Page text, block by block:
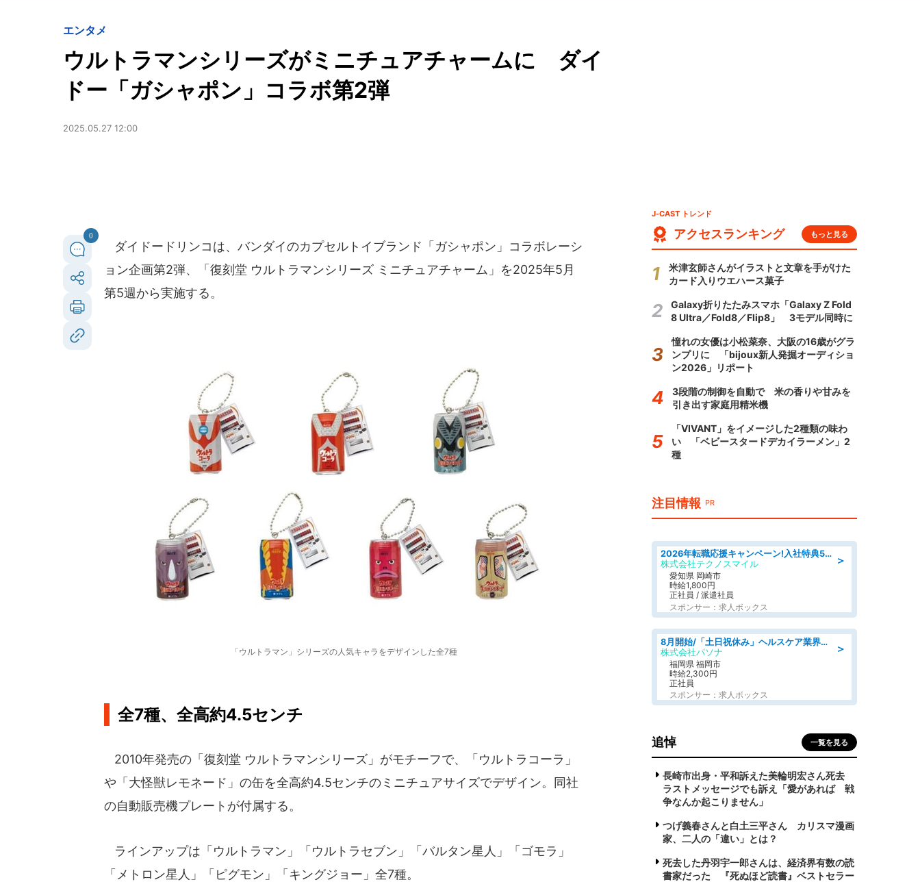
エンタメ
ウルトラマンシリーズがミニチュアチャームに ダイ
ドー「ガシャポン」コラボ第2弾
2025.05.27 12:00
0
ダイドードリンコは、バンダイのカプセルトイブランド「ガシャポン」コラボレーシ
ョン企画第2弾、「復刻堂 ウルトラマンシリーズ ミニチュアチャーム」を2025年5月
第5週から実施する。
「ウルトラマン」シリーズの人気キャラをデザインした全7種
全7種、全高約4.5センチ
2010年発売の「復刻堂 ウルトラマンシリーズ」がモチーフで、「ウルトラコーラ」
や「大怪獣レモネード」の缶を全高約4.5センチのミニチュアサイズでデザイン。同社
の自動販売機プレートが付属する。
ラインアップは「ウルトラマン」「ウルトラセブン」「バルタン星人」「ゴモラ」
「メトロン星人」「ピグモン」「キングジョー」全7種。
J-CAST トレンド
アクセスランキング もっと見る
米津玄師さんがイラストと文章を手がけた
カード入りウエハース菓子
Galaxy折りたたみスマホ「Galaxy Z Fold
8 Ultra／Fold8／Flip8」 3モデル同時に
憧れの女優は小松菜奈、大阪の16歳がグラ
ンプリに 「bijoux新人発掘オーディショ
ン2026」リポート
3段階の制御を自動で 米の香りや甘みを
引き出す家庭用精米機
「VIVANT」をイメージした2種類の味わ
い 「ベビースタードデカイラーメン」2
種
注目情報 PR
＞
2026年転職応援キャンペーン!入社特典58万円/デンソーで働こう!自動車工場で小型部品の検査業務 denso aichi
株式会社テクノスマイル
愛知県 岡崎市
時給1,800円
正社員 / 派遣社員
スポンサー：求人ボックス
＞
8月開始/「土日祝休み」ヘルスケア業界の産業保健師/高時給/未経験OK/要資格:保健師、正看護師
株式会社パソナ
福岡県 福岡市
時給2,300円
正社員
スポンサー：求人ボックス
追悼 一覧を見る
長崎市出身・平和訴えた美輪明宏さん死去
ラストメッセージでも訴え「愛があれば 戦
争なんか起こりません」
つげ義春さんと白土三平さん カリスマ漫画
家、二人の「違い」とは？
死去した丹羽宇一郎さんは、経済界有数の読
書家だった 『死ぬほど読書』ベストセラー